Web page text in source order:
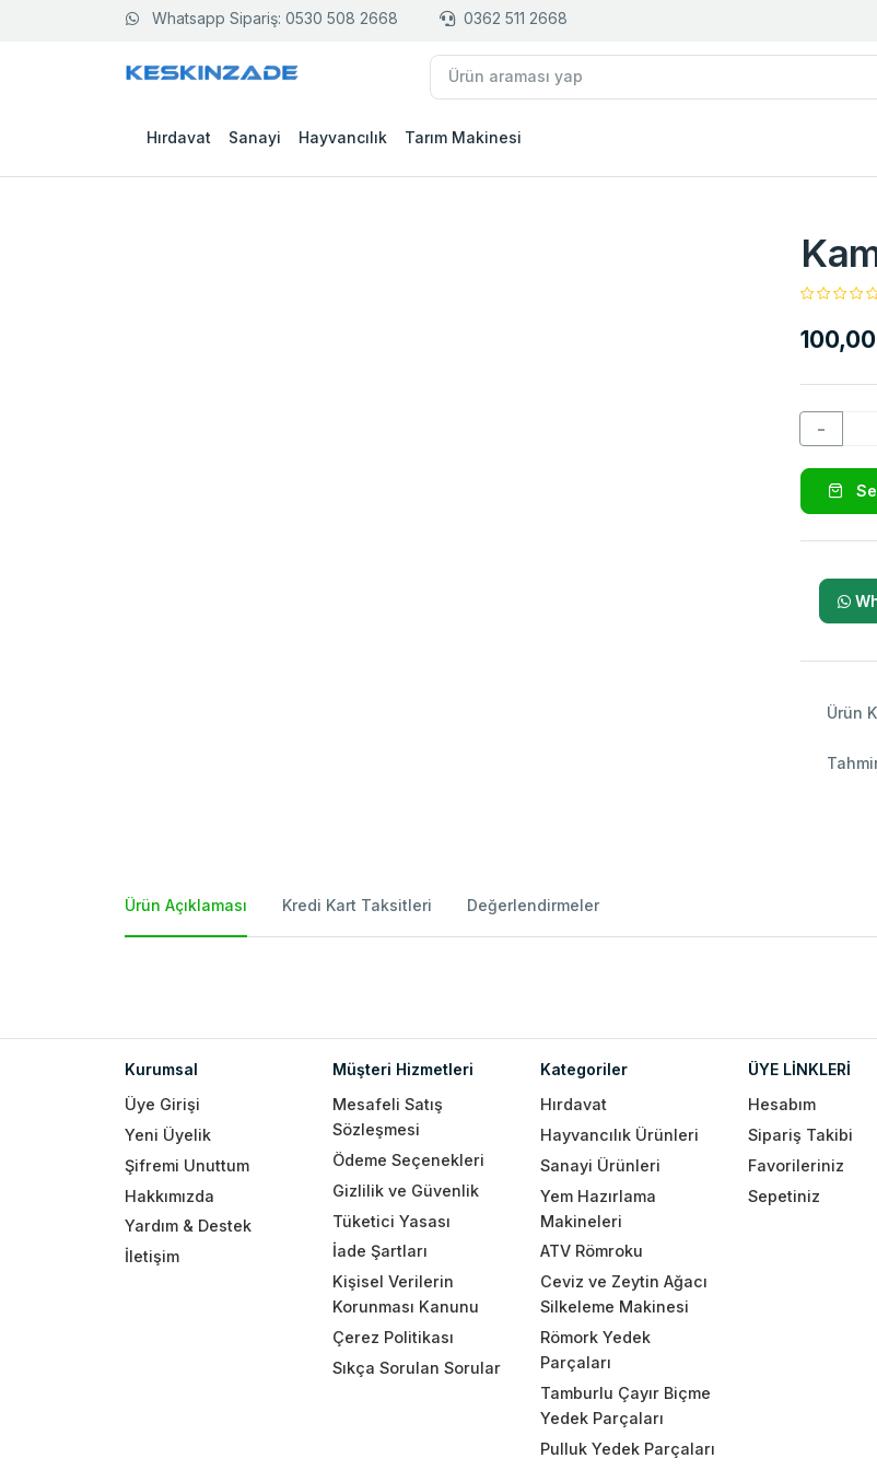
Whatsapp Sipariş: 0530 508 2668 0362 511 2668
Hırdavat Sanayi Hayvancılık Tarım Makinesi
−
Ürün
Ürün Açıklaması Kredi Kart Taksitleri Değerlendirmeler
Kurumsal
Üye Girişi
Yeni Üyelik
Şifremi Unuttum
Hakkımızda
Yardım & Destek
İletişim
Müşteri Hizmetleri
Mesafeli Satış
Sözleşmesi
Ödeme Seçenekleri
Gizlilik ve Güvenlik
Tüketici Yasası
İade Şartları
Kişisel Verilerin
Korunması Kanunu
Çerez Politikası
Sıkça Sorulan Sorular
Kategoriler
Hırdavat
Hayvancılık Ürünleri
Sanayi Ürünleri
Yem Hazırlama
Makineleri
ATV Römroku
Ceviz ve Zeytin Ağacı
Silkeleme Makinesi
Römork Yedek
Parçaları
Tamburlu Çayır Biçme
Yedek Parçaları
Pulluk Yedek Parçaları
ÜYE LİNKLERİ
Hesabım
Sipariş Takibi
Favorileriniz
Sepetiniz